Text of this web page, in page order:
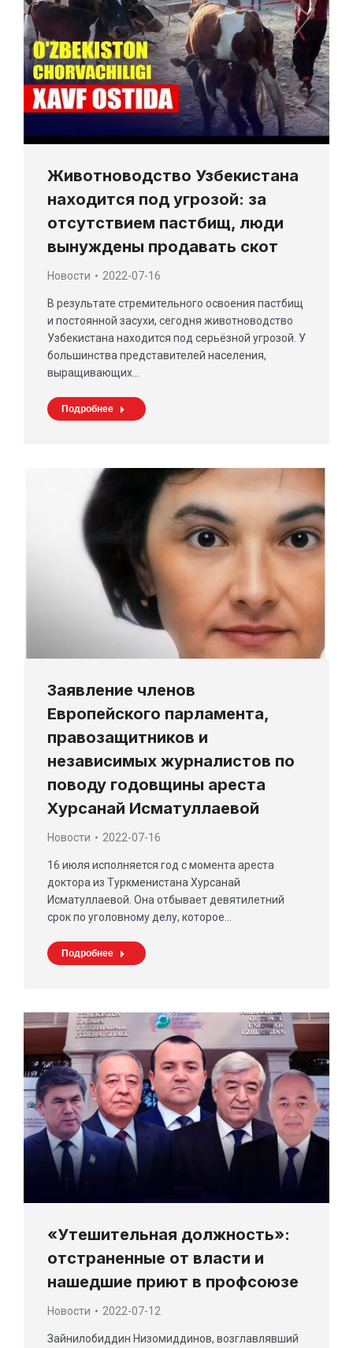
Животноводство Узбекистана
находится под угрозой: за
отсутствием пастбищ, люди
вынуждены продавать скот
Новости 2022-07-16
В результате стремительного освоения пастбищ
и постоянной засухи, сегодня животноводство
Узбекистана находится под серьёзной угрозой. У
большинства представителей населения,
выращивающих…
Подробнее
Заявление членов
Европейского парламента,
правозащитников и
независимых журналистов по
поводу годовщины ареста
Хурсанай Исматуллаевой
Новости 2022-07-16
16 июля исполняется год с момента ареста
доктора из Туркменистана Хурсанай
Исматуллаевой. Она отбывает девятилетний
срок по уголовному делу, которое…
Подробнее
«Утешительная должность»:
отстраненные от власти и
нашедшие приют в профсоюзе
Новости 2022-07-12
Зайнилобиддин Низомиддинов, возглавлявший